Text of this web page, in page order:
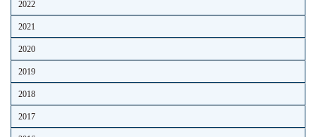
2022
2021
2020
2019
2018
2017